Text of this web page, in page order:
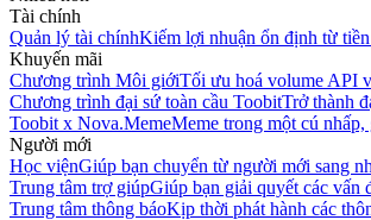
Tài chính
Quản lý tài chínhKiếm lợi nhuận ổn định từ
Khuyến mãi
Chương trình Môi giớiTối ưu hoá volume API
Chương trình đại sứ toàn cầu ToobitTrở thành
Toobit x Nova.MemeMeme trong một cú nhấp,
Người mới
Học việnGiúp bạn chuyển từ người mới sang
Trung tâm trợ giúpGiúp bạn giải quyết các vấn
Trung tâm thông báoKịp thời phát hành các